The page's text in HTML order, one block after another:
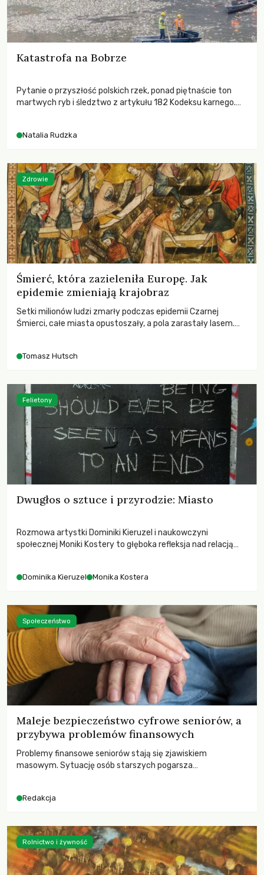
Katastrofa na Bobrze
Pytanie o przyszłość polskich rzek, ponad piętnaście ton
martwych ryb i śledztwo z artykułu 182 Kodeksu karnego.
zdarzeń prowadzących do biologicznej śmierci rzeki.
Natalia Rudzka
Śmierć, która zazieleniła Europę. Jak
epidemie zmieniają krajobraz
Setki milionów ludzi zmarły podczas epidemii Czarnej
Śmierci, całe miasta opustoszały, a pola zarastały lasem.
największych katastrof w swoich dziejach.
Tomasz Hutsch
Zdrowie
Dwugłos o sztuce i przyrodzie: Miasto
Rozmowa artystki Dominiki Kieruzel i naukowczyni
społecznej Moniki Kostery to głęboka refleksja nad relacją
Dominika Kieruzel Monika Kostera
Felietony
Maleje bezpieczeństwo cyfrowe seniorów, a
przybywa problemów finansowych
Problemy finansowe seniorów stają się zjawiskiem
masowym. Sytuację osób starszych pogarsza
Redakcja
Społeczeństwo
Rolnictwo i żywność